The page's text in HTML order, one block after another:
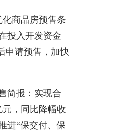
商品房预售条
投入开发资金
申请预售，加快
简报：实现合
元，同比降幅收
进“保交付、保